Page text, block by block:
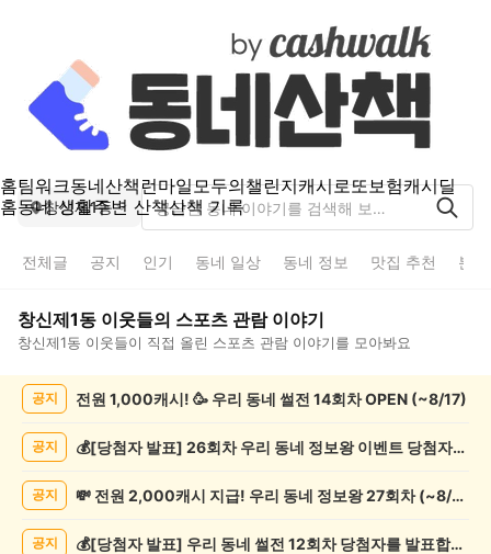
홈팀워크동네산책런마일모두의챌린지캐시로또보험캐시딜
홈동네 생활주변 산책산책 기록
창신제1동
전체글 공지 인기 동네 일상 동네 정보 맛집 추천 분
창신제1동 이웃들의 스포츠 관람이야기
창신제1동 이웃들이 직접 올린 스포츠 관람 이야기를 모아봐요
공지 전원 1,000캐시! 🥳 우리 동네 썰전 14회차 OPEN (~8/17)
공지 💰[당첨자 발표] 26회차 우리 동네 정보왕 이벤트 당첨자를 발표합니다!
공지 💸 전원 2,000캐시 지급! 우리 동네 정보왕 27회차 (~8/10)
공지 💰[당첨자 발표] 우리 동네 썰전 12회차 당첨자를 발표합니다!